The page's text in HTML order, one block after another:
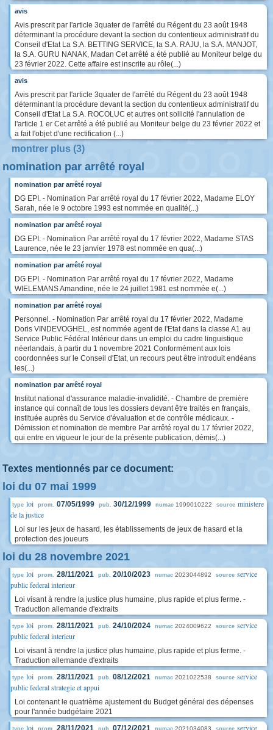
avis
Avis prescrit par l'article 3quater de l'arrêté du Régent du 23 août 1948
déterminant la procédure devant la section du contentieux administratif du
Conseil d'Etat La S.A. BETTING SERVICE, la S.A. RAJU, la S.A. MANJOT,
la S.A. GURU NANAK, Madan Cet arrêté a été publié au Moniteur belge du
23 février 2022. Cette affaire est inscrite au rôle(...)
avis
Avis prescrit par l'article 3quater de l'arrêté du Régent du 23 août 1948
déterminant la procédure devant la section du contentieux administratif du
Conseil d'Etat La S.A. ROCOLUC et autres ont sollicité l'annulation de
l'article 1 er Cet arrêté a été publié au Moniteur belge du 23 février 2022 et
a fait l'objet d'une rectification (...)
montrer plus (3)
nomination par arrêté royal
nomination par arrêté royal
DG EPI. - Nomination Par arrêté royal du 17 février 2022, Madame ELOY
Sarah, née le 9 octobre 1993 est nommée en qualité(...)
nomination par arrêté royal
DG EPI. - Nomination Par arrêté royal du 17 février 2022, Madame STAS
Laurence, née le 23 janvier 1978 est nommée en qua(...)
nomination par arrêté royal
DG EPI. - Nomination Par arrêté royal du 17 février 2022, Madame
WIELEMANS Amandine, née le 24 juillet 1981 est nommée e(...)
nomination par arrêté royal
Personnel. - Nomination Par arrêté royal du 17 février 2022, Madame
Doris VINDEVOGHEL, est nommée agent de l'Etat dans la classe A1 au
Service Public Fédéral Intérieur dans un emploi du cadre linguistique
néerlandais, à partir du 1 novembre 2021 Conformément aux lois
coordonnées sur le Conseil d'Etat, un recours peut être introduit endéans
les(...)
nomination par arrêté royal
Institut national d'assurance maladie-invalidité. - Chambre de première
instance qui connaît de tous les dossiers devant être traités en français,
instituée auprès du Service d'évaluation et de contrôle médicaux. -
Démission et nomination de membre Par arrêté royal du 17 février 2022,
qui entre en vigueur le jour de la présente publication, démis(...)
Textes mentionnés par ce document:
loi du 07 mai 1999
type loi prom. 07/05/1999 pub. 30/12/1999 numac 1999010222 source ministere
de la justice
Loi sur les jeux de hasard, les établissements de jeux de hasard et la
protection des joueurs
loi du 28 novembre 2021
type loi prom. 28/11/2021 pub. 20/10/2023 numac 2023044892 source service
public federal interieur
Loi visant à rendre la justice plus humaine, plus rapide et plus ferme. -
Traduction allemande d'extraits
type loi prom. 28/11/2021 pub. 24/10/2024 numac 2024009622 source service
public federal interieur
Loi visant à rendre la justice plus humaine, plus rapide et plus ferme. -
Traduction allemande d'extraits
type loi prom. 28/11/2021 pub. 08/12/2021 numac 2021022538 source service
public federal strategie et appui
Loi contenant le quatrième ajustement du Budget général des dépenses
pour l'année budgétaire 2021
loi 2021034083 service